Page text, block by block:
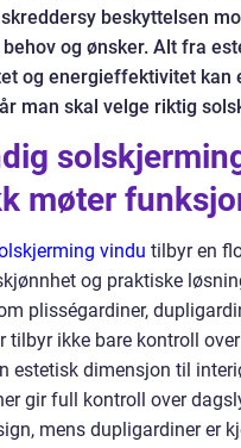
beskyttelsen
og ønsker. Alt fra
og energieffektivitet kan
man skal velge riktig
møter
vindu tilbyr en
og praktiske
plisségardiner,
tilbyr ikke bare kontroll
estetisk dimensjon til
gir full kontroll over
mens dupligardiner er